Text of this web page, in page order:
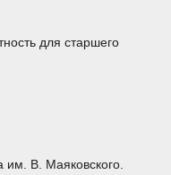
для старшего
им. В. Маяковского.